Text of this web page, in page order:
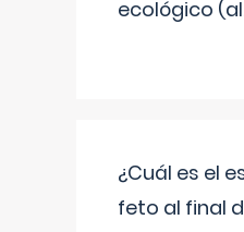
ecológico (al
¿Cuál es el
feto al final